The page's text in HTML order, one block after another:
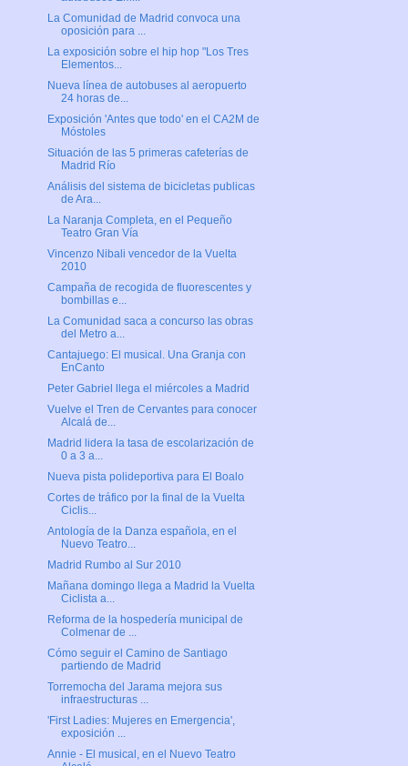
La Comunidad de Madrid convoca una
oposición para ...
La exposición sobre el hip hop "Los Tres
Elementos...
Nueva línea de autobuses al aeropuerto
24 horas de...
Exposición 'Antes que todo' en el CA2M de
Móstoles
Situación de las 5 primeras cafeterías de
Madrid Río
Análisis del sistema de bicicletas publicas
de Ara...
La Naranja Completa, en el Pequeño
Teatro Gran Vía
Vincenzo Nibali vencedor de la Vuelta
2010
Campaña de recogida de fluorescentes y
bombillas e...
La Comunidad saca a concurso las obras
del Metro a...
Cantajuego: El musical. Una Granja con
EnCanto
Peter Gabriel llega el miércoles a Madrid
Vuelve el Tren de Cervantes para conocer
Alcalá de...
Madrid lidera la tasa de escolarización de
0 a 3 a...
Nueva pista polideportiva para El Boalo
Cortes de tráfico por la final de la Vuelta
Ciclis...
Antología de la Danza española, en el
Nuevo Teatro...
Madrid Rumbo al Sur 2010
Mañana domingo llega a Madrid la Vuelta
Ciclista a...
Reforma de la hospedería municipal de
Colmenar de ...
Cómo seguir el Camino de Santiago
partiendo de Madrid
Torremocha del Jarama mejora sus
infraestructuras ...
'First Ladies: Mujeres en Emergencia',
exposición ...
Annie - El musical, en el Nuevo Teatro